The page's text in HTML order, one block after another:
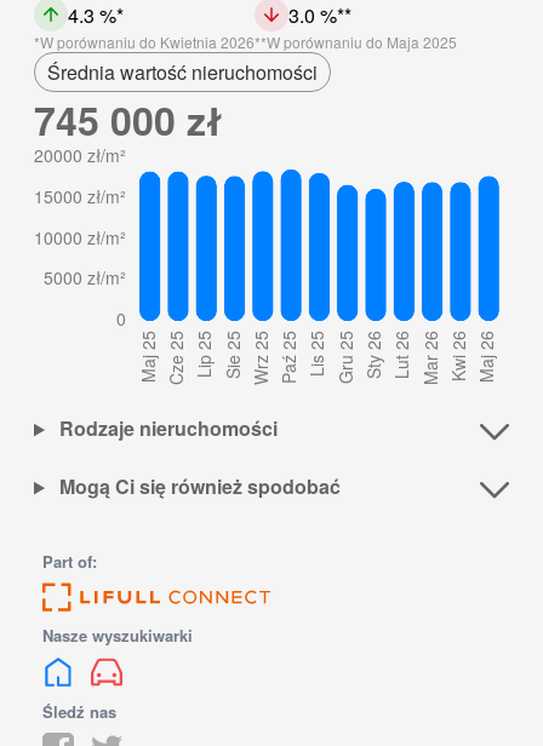
4.3 %
W porównaniu do Kwietnia 2026
3.0 %
W porównaniu do Maja 2025
Średnia wartość nieruchomości
745 000 zł
Rodzaje nieruchomości
Mogą Ci się również spodobać
Part of:
Nasze wyszukiwarki
Śledź nas